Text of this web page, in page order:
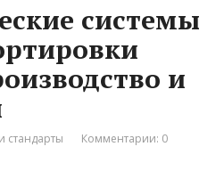
системы
и
стандарты Комментарии: 0